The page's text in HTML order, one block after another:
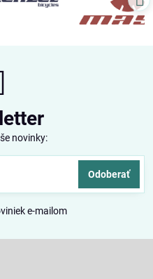
novinky:
Odoberať
e-mailom